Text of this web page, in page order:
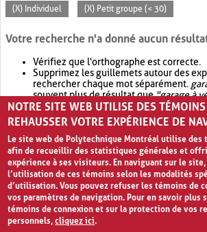
(X) Individuel (X) Petit groupe (< 30)
Votre recherche n'a donné aucun
Vérifiez que l'orthographe est correcte.
Supprimez les guillemets autour des
rechercher chaque mot séparément.
souvent plus de résultat que"garage à
Envisagez d'élargir votre recherche avec
retournera souvent plus de résultat que
NOTRE SITE WEB UTILISE DES
REHAUSSER VOTRE EXPÉRIENCE DE
Le site web de Polytechnique Montréal utilise des
afin de recueillir des statistiques générales et
expérience à ses visiteurs. En naviguant sur le
l’utilisation de ces témoins selon les modalités
d’utilisation. Vous pouvez refuser les témoins de
vos paramètres de navigation. Pour en savoir plus
témoins de connexion et sur la protection de vos
personnels,cliquez ici.